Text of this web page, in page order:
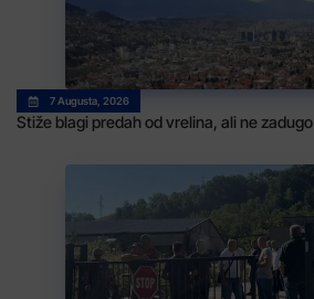
7 Augusta, 2026
Stiže blagi predah od vrelina, ali ne zadugo